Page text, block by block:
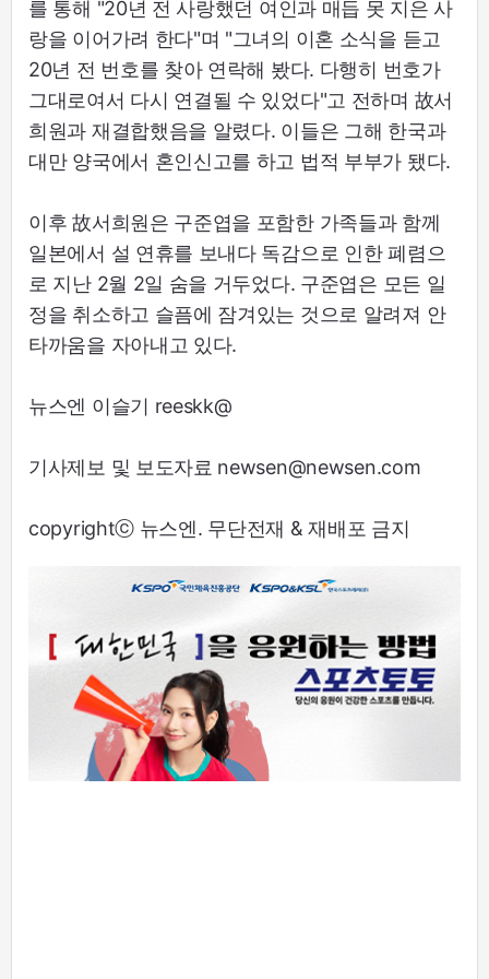
를 통해 "20년 전 사랑했던 여인과 매듭 못 지은 사
랑을 이어가려 한다"며 "그녀의 이혼 소식을 듣고
20년 전 번호를 찾아 연락해 봤다. 다행히 번호가
그대로여서 다시 연결될 수 있었다"고 전하며 故서
희원과 재결합했음을 알렸다. 이들은 그해 한국과
대만 양국에서 혼인신고를 하고 법적 부부가 됐다.
이후 故서희원은 구준엽을 포함한 가족들과 함께
일본에서 설 연휴를 보내다 독감으로 인한 폐렴으
로 지난 2월 2일 숨을 거두었다. 구준엽은 모든 일
정을 취소하고 슬픔에 잠겨있는 것으로 알려져 안
타까움을 자아내고 있다.
뉴스엔 이슬기 reeskk@
기사제보 및 보도자료 newsen@newsen.com
copyrightⓒ 뉴스엔. 무단전재 & 재배포 금지